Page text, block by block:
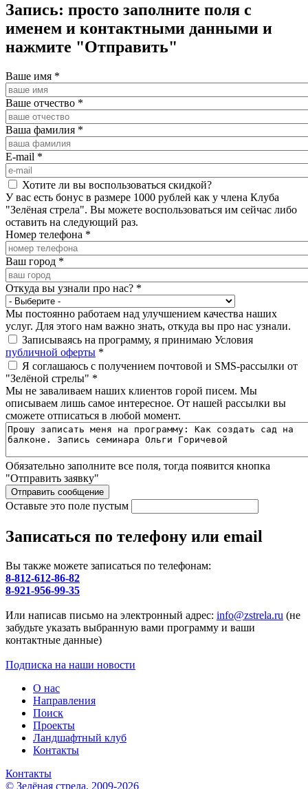
Запись: просто заполните поля с
именем и контактными данными и
нажмите "Отправить"
Ваше имя *
Ваше отчество *
Ваша фамилия *
E-mail *
Хотите ли вы воспользоваться скидкой?
У вас есть бонус в размере 1000 рублей как у члена Клуба
"Зелёная стрела". Вы можете воспользоваться им сейчас либо
оставить на следующий раз.
Номер телефона *
Ваш город *
Откуда вы узнали про нас? *
Мы постоянно работаем над улучшением качества наших
услуг. Для этого нам важно знать, откуда вы про нас узнали.
Записываясь на программу, я принимаю Условия
публичной оферты *
Я соглашаюсь с получением почтовой и SMS-рассылки от
"Зелёной стрелы" *
Мы не заваливаем наших клиентов горой писем. Мы
описываем лишь самое интересное. От нашей рассылки вы
сможете отписаться в любой момент.
Обязательно заполните все поля, тогда появится кнопка
"Отправить заявку"
Оставьте это поле пустым
Записаться по телефону или email
Вы также можете записаться по телефонам:
8-812-612-86-82
8-921-956-99-35
Или написав письмо на электронный адрес: info@zstrela.ru (не
забудьте указать выбранную вами программу и ваши
контактные данные)
Подписка на наши новости
О нас
Направления
Поиск
Проекты
Ландшафтный клуб
Контакты
Контакты
© Зелёная стрела, 2009-2026